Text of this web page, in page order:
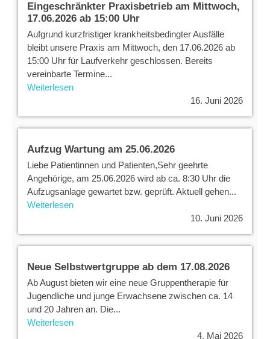
Eingeschränkter Praxisbetrieb am Mittwoch,
17.06.2026 ab 15:00 Uhr
Aufgrund kurzfristiger krankheitsbedingter Ausfälle
bleibt unsere Praxis am Mittwoch, den 17.06.2026 ab
15:00 Uhr für Laufverkehr geschlossen. Bereits
vereinbarte Termine...
Weiterlesen
16. Juni 2026
Aufzug Wartung am 25.06.2026
Liebe Patientinnen und Patienten,Sehr geehrte
Angehörige, am 25.06.2026 wird ab ca. 8:30 Uhr die
Aufzugsanlage gewartet bzw. geprüft. Aktuell gehen...
Weiterlesen
10. Juni 2026
Neue Selbstwertgruppe ab dem 17.08.2026
Ab August bieten wir eine neue Gruppentherapie für
Jugendliche und junge Erwachsene zwischen ca. 14
und 20 Jahren an. Die...
Weiterlesen
4. Mai 2026